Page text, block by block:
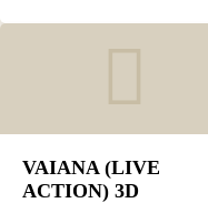
VAIANA (LIVE
ACTION) 3D